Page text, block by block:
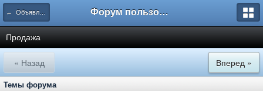
← Объявления Форум пользователей ООО "Климовская сеть"
Продажа
« Назад Вперед »
Темы форума